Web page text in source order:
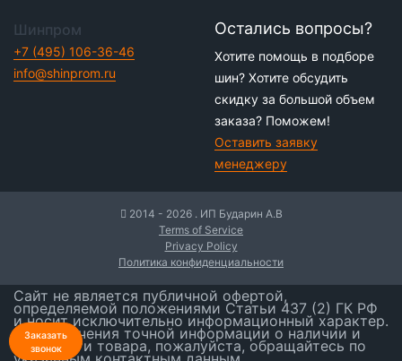
Заказать
звонок
Шинпром
+7 (495) 106-36-46
info@shinprom.ru
Остались вопросы?
Хотите помощь в подборе
шин? Хотите обсудить
скидку за большой объем
заказа? Поможем!
Оставить заявку
менеджеру
2014 - 2026 . ИП Бударин А.В
Terms of Service
Privacy Policy
Политика конфиденциальности
Сайт не является публичной офертой,
определяемой положениями Статьи 437 (2) ГК РФ
и носит исключительно информационный характер.
Для получения точной информации о наличии и
стоимости товара, пожалуйста, обращайтесь по